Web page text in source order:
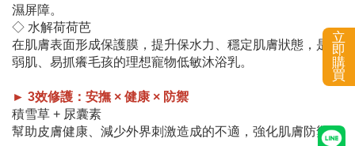
立
即
購
買
濕屏障。
◇ 水解荷荷芭
在肌膚表面形成保護膜，提升保水力、穩定肌膚狀態，是敏
弱肌、易抓癢毛孩的理想寵物低敏沐浴乳。
► 3效修護：安撫 × 健康 × 防禦
積雪草 + 尿囊素
幫助皮膚健康、減少外界刺激造成的不適，強化肌膚防禦。